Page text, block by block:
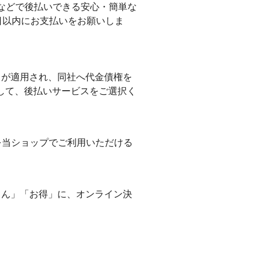
どで後払いできる安心・簡単な
内にお支払いをお願いしま
適用され、同社へ代金債権を
て、後払いサービスをご選択く
ショップでご利用いただける
」「お得」に、オンライン決